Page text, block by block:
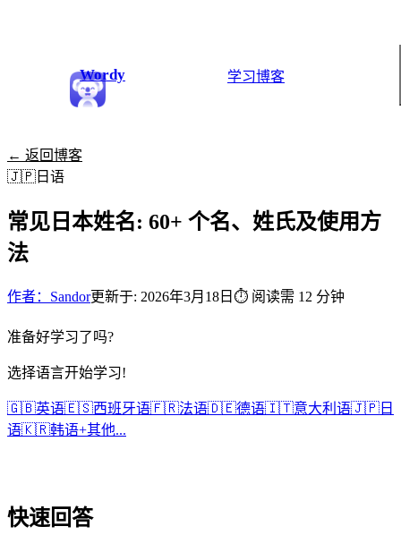
Wordy 学习博客
← 返回博客
🇯🇵 日语
常见日本姓名: 60+ 个名、姓氏及使用方
法
作者：Sandor更新于: 2026年3月18日 ⏱ 阅读需 12 分钟
准备好学习了吗?
选择语言开始学习!
🇬🇧英语🇪🇸西班牙语🇫🇷法语🇩🇪德语🇮🇹意大利语🇯🇵 日
语🇰🇷韩语+其他...
快速回答